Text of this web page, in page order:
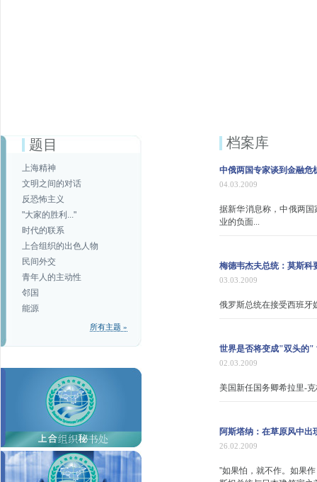
题目
上海精神
文明之间的对话
反恐怖主义
"大家的胜利..."
时代的联系
上合组织的出色人物
民间外交
青年人的主动性
邻国
能源
所有主题 »
档案库
中俄两国专家谈到金融危
04.03.2009
据新华消息称，中俄两
业的负面...
梅德韦杰夫总统：莫斯科
03.03.2009
俄罗斯总统在接受西班牙
世界是否将变成"双头的"
02.03.2009
美国新任国务卿希拉里-
阿斯塔纳：在草原风中出
26.02.2009
''如果怕，就不作。如果